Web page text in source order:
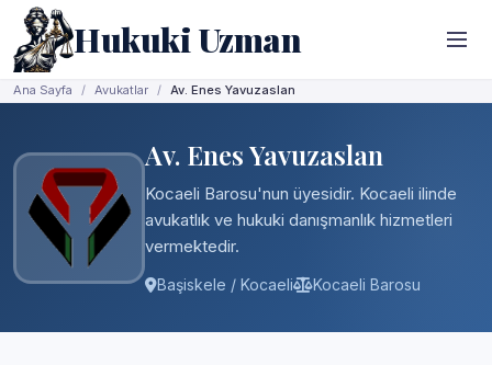
Hukuki Uzman
Ana Sayfa Avukatlar Av. Enes Yavuzaslan
Av. Enes Yavuzaslan
Kocaeli Barosu'nun üyesidir. Kocaeli ilinde
avukatlık ve hukuki danışmanlık hizmetleri
vermektedir.
Başiskele / Kocaeli Kocaeli Barosu